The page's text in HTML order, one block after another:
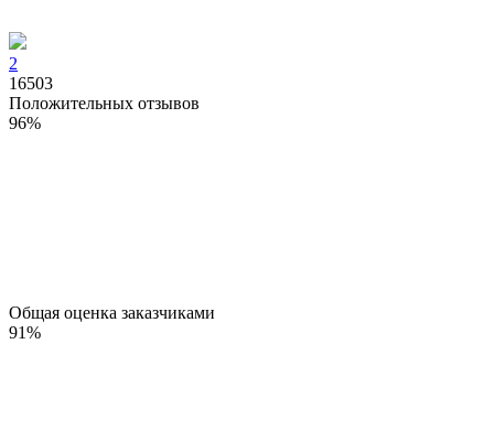
2
16503
Положительных отзывов
96%
Общая оценка заказчиками
91%